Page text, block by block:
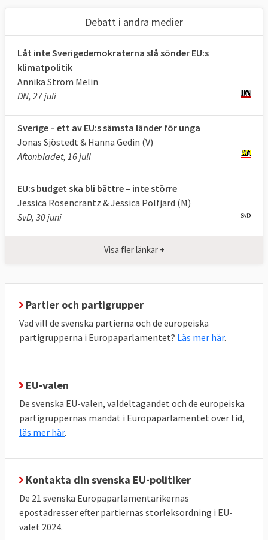
handel och vissa internationella avtal och
EU:s budget, delar av arbetsrätten, vissa
sociala frågor, migrations- och
gränspolitiken, brottsbekämpningen,
transportfrågor, inre marknaden,
regionalpolitiken, miljö, energi, forskning
och bistånd.
Godkänner EU-kommissionen och
granskar EU
Europaparlamentet utövar kontroll över EU:s
institutioner genom regelbunden utfrågning
av ansvariga tjänstemän och politiker.
Europaparlamentet beslutar årligen om
ansvarsfrihet för hur EU:s budget har
kommissionen och kan även avsätta
kommissionen i sin helhet.
också ett vidare opinionsmässigt inflytande.
Vissa kallar därför parlamentet för Europas
politiska torg. Genom att anta uttalanden
påverkar man den politiska opinionen i
man vill. Ofta har Europaparlamentet även
synpunkter på länder utanför EU, inte minst
när det gäller mänskliga rättigheter.
Debatt i andra medier
Låt inte Sverigedemokraterna slå sönder EU:s
klimatpolitik
Annika Ström Melin
DN, 27 juli
Sverige – ett av EU:s sämsta länder för unga
Jonas Sjöstedt & Hanna Gedin (V)
Aftonbladet, 16 juli
EU:s budget ska bli bättre – inte större
Jessica Rosencrantz & Jessica Polfjärd (M)
SvD, 30 juni
Visa fler länkar +
Partier och partigrupper
Vad vill de svenska partierna och de europeiska
partigrupperna i Europaparlamentet? Läs mer här.
EU-valen
De svenska EU-valen, valdeltagandet och de europeiska
partigruppernas mandat i Europaparlamentet över tid,
läs mer här.
Kontakta din svenska EU-politiker
De 21 svenska Europaparlamentarikernas
epostadresser efter partiernas storleksordning i EU-
valet 2024.